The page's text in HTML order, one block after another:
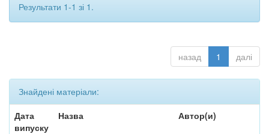
Результати 1-1 зі 1.
назад 1 далі
Знайдені матеріали:
Дата
випуску
Назва Автор(и)